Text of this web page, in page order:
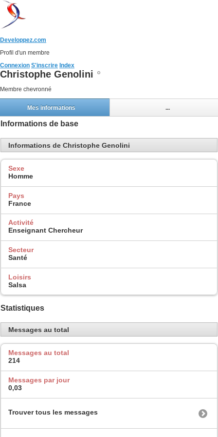
Developpez.com
Profil d'un membre
Connexion S'inscrire Index
Christophe Genolini
Membre chevronné
Mes informations ...
Informations de base
Informations de Christophe Genolini
Sexe
Homme
Pays
France
Activité
Enseignant Chercheur
Secteur
Santé
Loisirs
Salsa
Statistiques
Messages au total
Messages au total
214
Messages par jour
0,03
Trouver tous les messages